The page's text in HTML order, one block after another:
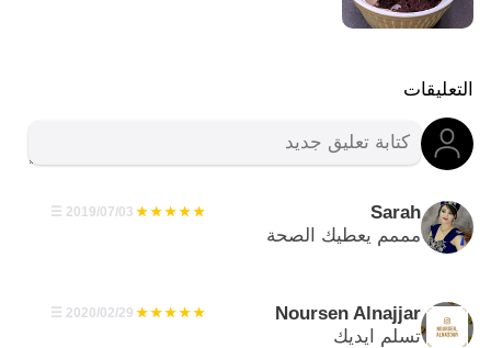
التعليقات
Sarah
03‏/07‏/2019
☰
مممم يعطيك الصحة
Noursen Alnajjar
29‏/02‏/2020
☰
تسلم ايديك